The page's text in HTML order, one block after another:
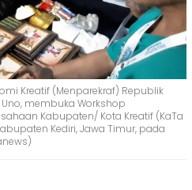
Kreatif (Menparekraf) Republik
membuka Workshop
Kabupaten/ Kota Kreatif (KaTa
Kediri, Jawa Timur, pada